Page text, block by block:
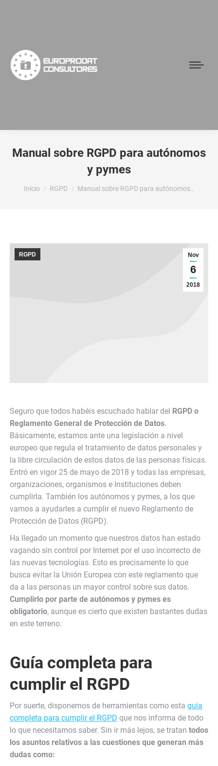
Manual sobre RGPD para autónomos
y pymes
Estás aquí:
Inicio RGPD Manual sobre RGPD para autónomos…
Nov
6
2018
RGPD
Seguro que todos habéis escuchado hablar del RGPD o
Reglamento General de Protección de Datos.
Básicamente, estamos ante una legislación a nivel
europeo que regula el tratamiento de datos personales y
la libre circulación de estos datos de las personas físicas.
Entró en vigor 25 de mayo de 2018 y todas las empresas,
organizaciones, organismos e Instituciones deben
cumplirla. También los autónomos y pymes, a los que
vamos a ayudarles a cumplir el nuevo Reglamento de
Protección de Datos (RGPD).
Ha llegado un momento que nuestros datos han estado
vagando sin control por Internet por el uso incorrecto de
las nuevas tecnologías. Esto es precisamente lo que
busca evitar la Unión Europea con este reglamento que
da a las personas un mayor control sobre sus datos.
Cumplirlo por parte de autónomos y pymes es
obligatorio, aunque es cierto que existen bastantes dudas
en este terreno.
Guía completa para
cumplir el RGPD
Por suerte, disponemos de herramientas como esta guía
completa para cumplir el RGPD que nos informa de todo
lo que necesitamos saber. Sin ir más lejos, se tratan todos
los asuntos relativos a las cuestiones que generan más
dudas como: